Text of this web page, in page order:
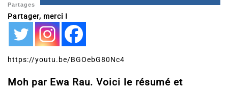
Partages
Partager, merci !
https://youtu.be/BGOebG80Nc4
Moh par Ewa Rau. Voici le résumé et